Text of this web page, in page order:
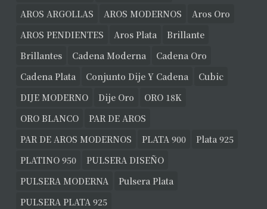
AROS ARGOLLAS
AROS MODERNOS
Aros Oro
AROS PENDIENTES
Aros Plata
Brillante
Brillantes
Cadena Moderna
Cadena Oro
Cadena Plata
Conjunto Dije Y Cadena
Cubic
DIJE MODERNO
Dije Oro
ORO 18K
ORO BLANCO
PAR DE AROS
PAR DE AROS MODERNOS
PLATA 900
Plata 925
PLATINO 950
PULSERA DISEÑO
PULSERA MODERNA
Pulsera Plata
PULSERA PLATA 925